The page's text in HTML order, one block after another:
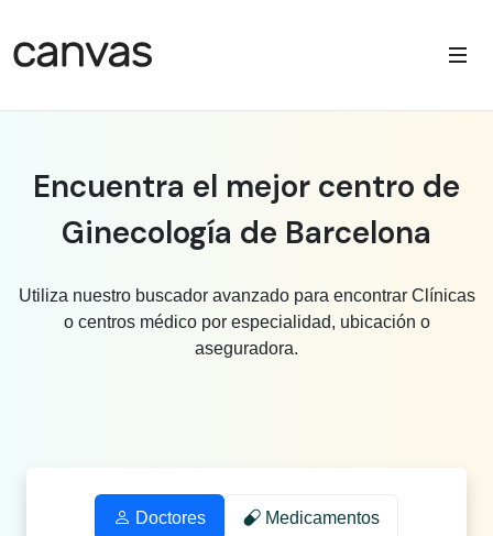
Encuentra el mejor centro de
Ginecología de Barcelona
Utiliza nuestro buscador avanzado para encontrar Clínicas
o centros médico por especialidad, ubicación o
aseguradora.
Doctores Medicamentos